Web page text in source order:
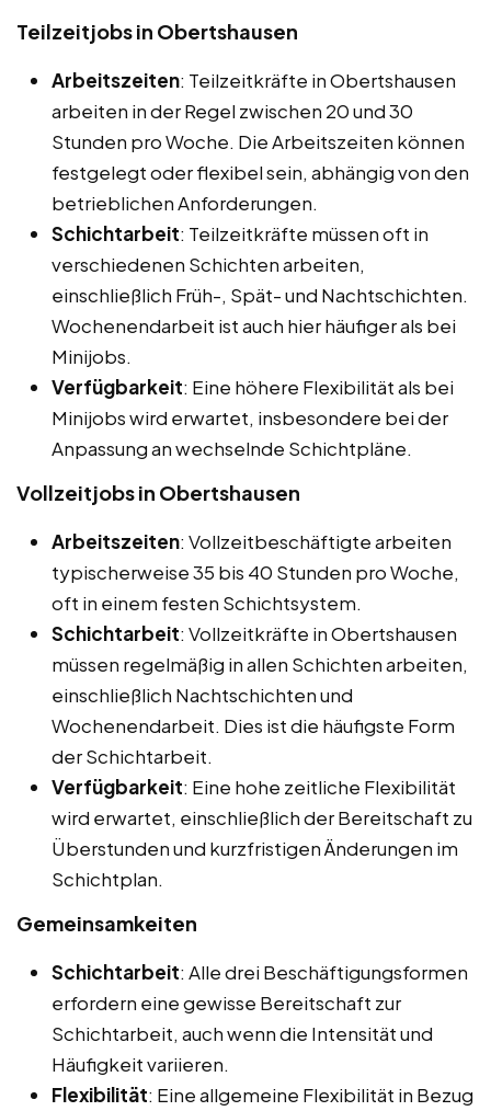
Teilzeitjobs in Obertshausen
Arbeitszeiten: Teilzeitkräfte in Obertshausen
arbeiten in der Regel zwischen 20 und 30
Stunden pro Woche. Die Arbeitszeiten können
festgelegt oder flexibel sein, abhängig von den
betrieblichen Anforderungen.
Schichtarbeit: Teilzeitkräfte müssen oft in
verschiedenen Schichten arbeiten,
einschließlich Früh-, Spät- und Nachtschichten.
Wochenendarbeit ist auch hier häufiger als bei
Minijobs.
Verfügbarkeit: Eine höhere Flexibilität als bei
Minijobs wird erwartet, insbesondere bei der
Anpassung an wechselnde Schichtpläne.
Vollzeitjobs in Obertshausen
Arbeitszeiten: Vollzeitbeschäftigte arbeiten
typischerweise 35 bis 40 Stunden pro Woche,
oft in einem festen Schichtsystem.
Schichtarbeit: Vollzeitkräfte in Obertshausen
müssen regelmäßig in allen Schichten arbeiten,
einschließlich Nachtschichten und
Wochenendarbeit. Dies ist die häufigste Form
der Schichtarbeit.
Verfügbarkeit: Eine hohe zeitliche Flexibilität
wird erwartet, einschließlich der Bereitschaft zu
Überstunden und kurzfristigen Änderungen im
Schichtplan.
Gemeinsamkeiten
Schichtarbeit: Alle drei Beschäftigungsformen
erfordern eine gewisse Bereitschaft zur
Schichtarbeit, auch wenn die Intensität und
Häufigkeit variieren.
Flexibilität: Eine allgemeine Flexibilität in Bezug